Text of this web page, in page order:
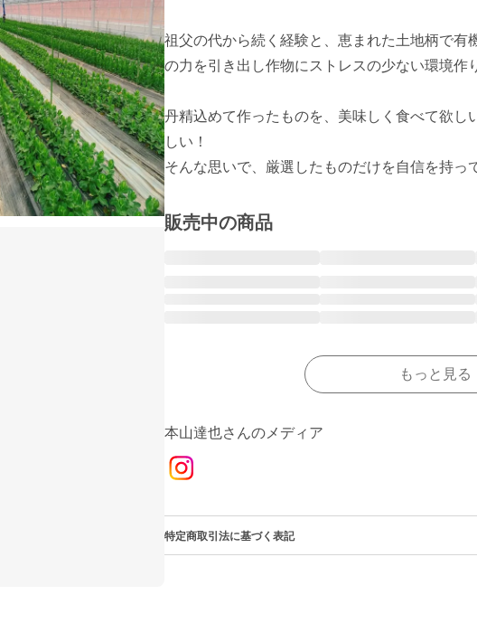
祖父の代から続く経験と、恵まれた土地柄で有
の力を引き出し作物にストレスの少ない環境作
丹精込めて作ったものを、美味しく食べて欲し
しい！
そんな思いで、厳選したものだけを自信を持っ
販売中の商品
もっと見る
本山達也さんのメディア
特定商取引法に基づく表記